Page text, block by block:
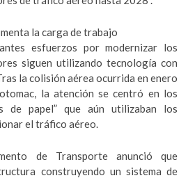
la carga de trabajo
esfuerzos por modernizar los
siguen utilizando tecnología con
la colisión aérea ocurrida en enero
la atención se centró en los
de papel” que aún utilizaban los
el tráfico aéreo.
de Transporte anunció que
construyendo un sistema de